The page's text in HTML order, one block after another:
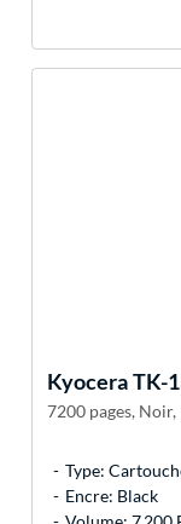
Kyocera TK-
7200 pages, Noir,
Type:
Encre: Black